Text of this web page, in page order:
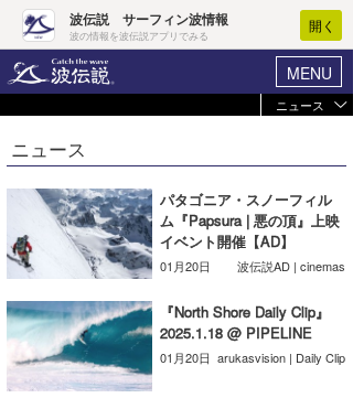
波伝説 サーフィン波情報
波の情報を波伝説アプリでみる
開く
MENU
ヘルプ マイホーム
ログイン
新規会員登録
波情報･概況
WAVE HUNTER波予想ツール
気象情報
ニュース
ニュース
パタゴニア・スノーフィル
ム『Papsura | 悪の頂』上映
イベント開催【AD】
01月20日 波伝説AD | cinemas
『North Shore Daily Clip』
2025.1.18 @ PIPELINE
01月20日 arukasvision | Daily Clip
ニュース
Core Surf Japan
コンテスト
ファッション/グッズ
アート＆エンタメ
コラム
トラベル